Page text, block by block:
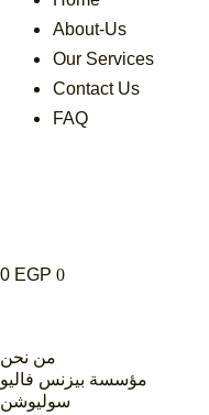
About-Us
Our Services
Contact Us
FAQ
0 EGP 0
من نحن
مؤسسة بيزنس فاليو
سوليوشن